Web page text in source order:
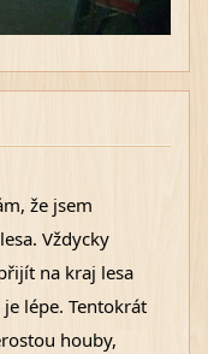
že jsem
Vždycky
na kraj lesa
lépe. Tentokrát
houby,